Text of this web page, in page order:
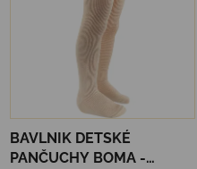
BAVLNIK DETSKÉ
PANČUCHY BOMA -